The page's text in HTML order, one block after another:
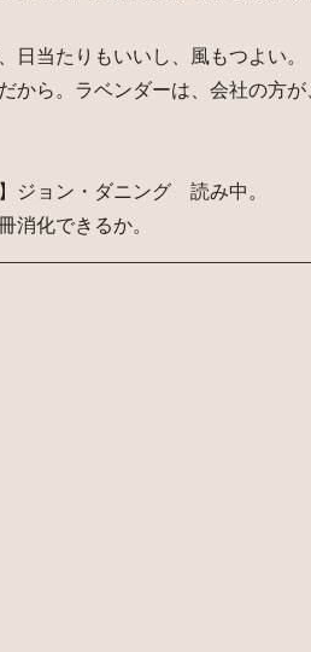
日当たりもいいし、風もつよい。
から。ラベンダーは、会社の方
】ジョン・ダニング 読み中。
消化できるか。